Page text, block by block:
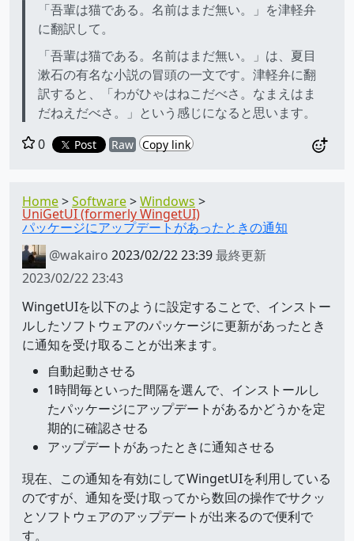
「吾輩は猫である。名前はまだ無い。」を津軽弁
に翻訳して。
「吾輩は猫である。名前はまだ無い。」は、夏目
漱石の有名な小説の冒頭の一文です。津軽弁に翻
訳すると、「わがひゃはねこだべさ。なまえはま
だねえだべさ。」という感じになると思います。
0
Post Raw Copy link
Home Software Windows
UniGetUI (formerly WingetUI)
パッケージにアップデートがあったときの通知
@wakairo 2023/02/22 23:39最終更新
2023/02/22 23:43
WingetUIを以下のように設定することで、インストー
ルしたソフトウェアのパッケージに更新があったとき
に通知を受け取ることが出来ます。
自動起動させる
1時間毎といった間隔を選んで、インストールし
たパッケージにアップデートがあるかどうかを定
期的に確認させる
アップデートがあったときに通知させる
現在、この通知を有効にしてWingetUIを利用している
のですが、通知を受け取ってから数回の操作でサクッ
とソフトウェアのアップデートが出来るので便利で
す。